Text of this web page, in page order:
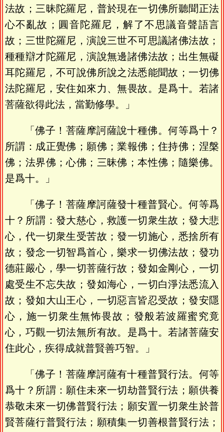
法故；三昧陀羅尼，普於現在一切佛所聽聞正法
心不亂故；圓音陀羅尼，解了不思議音聲語言
故；三世陀羅尼，演說三世不可思議諸佛法故；
種種辯才陀羅尼，演說無邊諸佛法故；出生無礙
耳陀羅尼，不可說佛所說之法悉能聞故；一切佛
法陀羅尼，安住如來力、無畏故。是爲十。若諸
菩薩欲得此法，當勤修學。」
「佛子！菩薩摩訶薩說十種佛。何等爲十？
所謂：成正覺佛；願佛；業報佛；住持佛；涅槃
佛；法界佛；心佛；三昧佛；本性佛；隨樂佛。
是爲十。」
「佛子！菩薩摩訶薩發十種普賢心。何等爲
十？所謂：發大慈心，救護一切衆生故；發大悲
心，代一切衆生受苦故；發一切施心，悉捨所有
故；發念一切智爲首心，樂求一切佛法故；發功
德莊嚴心，學一切菩薩行故；發如金剛心，一切
處受生不忘失故；發如海心，一切白淨法悉流入
故；發如大山王心，一切惡言皆忍受故；發安隱
心，施一切衆生無怖畏故；發般若波羅蜜究竟
心，巧觀一切法無所有故。是爲十。若諸菩薩安
住此心，疾得成就普賢善巧智。」
「佛子！菩薩摩訶薩有十種普賢行法。何等
爲十？所謂：願住未來一切劫普賢行法；願供養
恭敬未來一切佛普賢行法；願安置一切衆生於普
賢菩薩行普賢行法；願積集一切善根普賢行法；